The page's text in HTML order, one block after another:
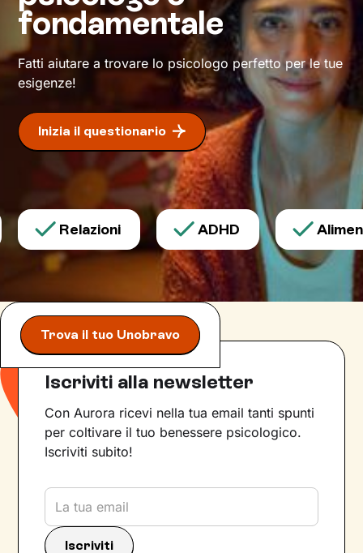
per le risorse che possiede. Con il cammino
che intraprenderemo insieme terrò conto della
tua unicità e ti sosterrò nel modo più mirato
possibile, peravviare con efficacia il
cambiamento
desiderato.
fondamentale
Fatti aiutare a trovare lo psicologo perfetto per le tue
esigenze!
Inizia il questionario
Relazioni ADHD
Trova il tuo Unobravo
Iscriviti alla newsletter
Con Aurora ricevi nella tua email tanti spunti
per coltivare il tuo benessere psicologico.
Iscriviti subito!